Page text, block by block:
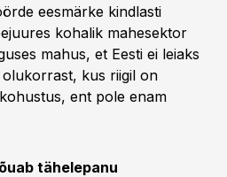
eesmärke kindlasti
kohalik mahesektor
mahus, et Eesti ei leiaks
kus riigil on
ent pole enam
tähelepanu